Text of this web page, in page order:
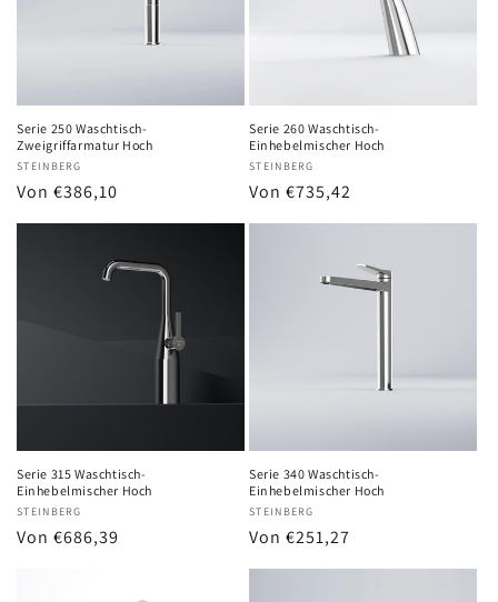
Serie 250 Waschtisch-
Zweigriffarmatur Hoch
Anbieter:
STEINBERG
Normaler
Von €386,10
Serie 260 Waschtisch-
Einhebelmischer Hoch
Anbieter:
STEINBERG
Normaler
Von €735,42
Serie 315 Waschtisch-
Einhebelmischer Hoch
Anbieter:
STEINBERG
Normaler
Von €686,39
Serie 340 Waschtisch-
Einhebelmischer Hoch
Anbieter:
STEINBERG
Normaler
Von €251,27